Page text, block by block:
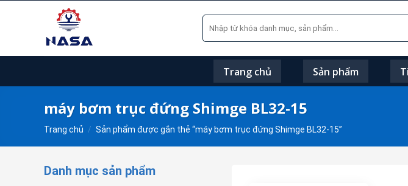
Tìm
kiếm:
Trang chủ Sản phẩm
máy bơm trục đứng Shimge BL32-15
Trang chủ / Sản phẩm được gắn thẻ “máy bơm trục đứng Shimge BL32-15”
Danh mục sản phẩm